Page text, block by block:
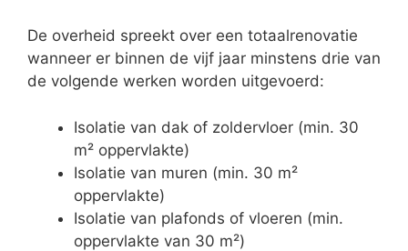
De overheid spreekt over een totaalrenovatie
wanneer er binnen de vijf jaar minstens drie van
de volgende werken worden uitgevoerd:
Isolatie van dak of zoldervloer (min. 30
m² oppervlakte)
Isolatie van muren (min. 30 m²
oppervlakte)
Isolatie van plafonds of vloeren (min.
oppervlakte van 30 m²)